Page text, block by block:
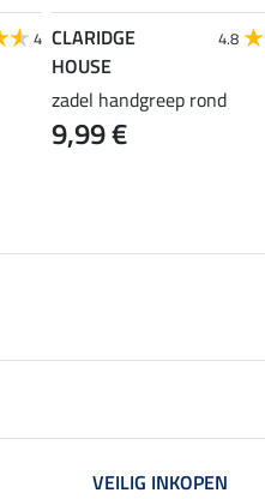
4 CLARIDGE
HOUSE
4.8
zadel handgreep rond
9,99 €
VEILIG INKOPEN